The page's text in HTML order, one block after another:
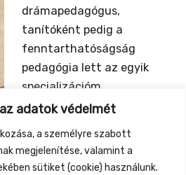
adatok védelmét
a személyre szabott
megjelenítése, valamint a
sütiket (cookie) használunk.
drámapedagógus,
tanítóként pedig a
fenntarthatóságság
pedagógia lett az egyik
specializációm.